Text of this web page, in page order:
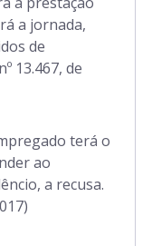
a jornada,
de
13.467, de
terá o
ao
a recusa.